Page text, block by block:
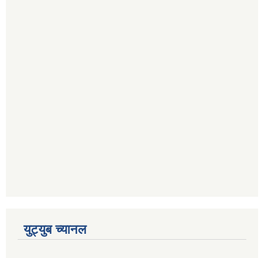
युट्युब च्यानल